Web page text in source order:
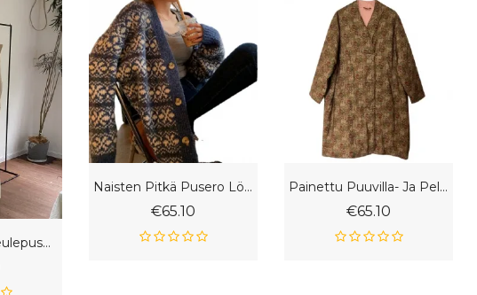
2023 Naisten Neulepusero Yksivärinen Pitkä Takki
Naisten Pitkä Pusero Löysä Neuletakki
€65.10
Painettu Puuvilla- Ja Pellavatikattu Keskipitkä Naisten Retrotakki
€65.10